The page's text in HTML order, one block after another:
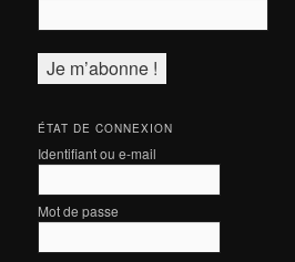
ÉTAT DE CONNEXION
Identifiant ou e-mail
Mot de passe